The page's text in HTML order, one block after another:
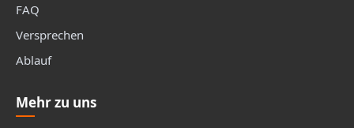
FAQ
Versprechen
Ablauf
Mehr zu uns